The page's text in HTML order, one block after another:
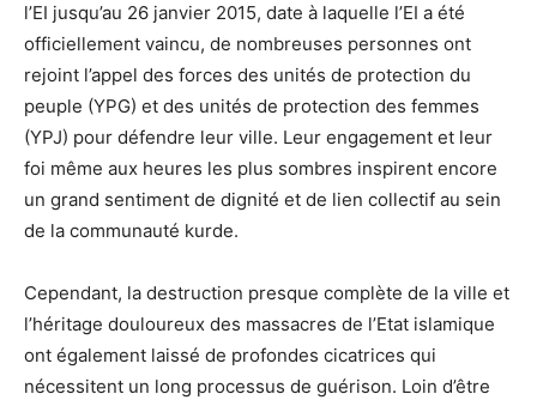
l’EI jusqu’au 26 janvier 2015, date à laquelle l’EI a été
officiellement vaincu, de nombreuses personnes ont
rejoint l’appel des forces des unités de protection du
peuple (YPG) et des unités de protection des femmes
(YPJ) pour défendre leur ville. Leur engagement et leur
foi même aux heures les plus sombres inspirent encore
un grand sentiment de dignité et de lien collectif au sein
de la communauté kurde.
Cependant, la destruction presque complète de la ville et
l’héritage douloureux des massacres de l’Etat islamique
ont également laissé de profondes cicatrices qui
nécessitent un long processus de guérison. Loin d’être